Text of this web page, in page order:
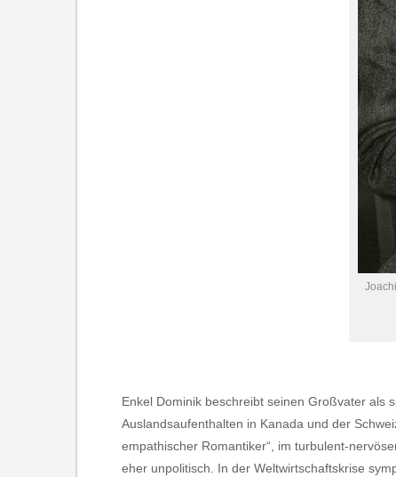
Enkel Dominik beschreibt seinen Großvater als
Auslandsaufenthalten in Kanada und der
empathischer Romantiker“, im turbulent-
eher unpolitisch. In der Weltwirtschaftskrise